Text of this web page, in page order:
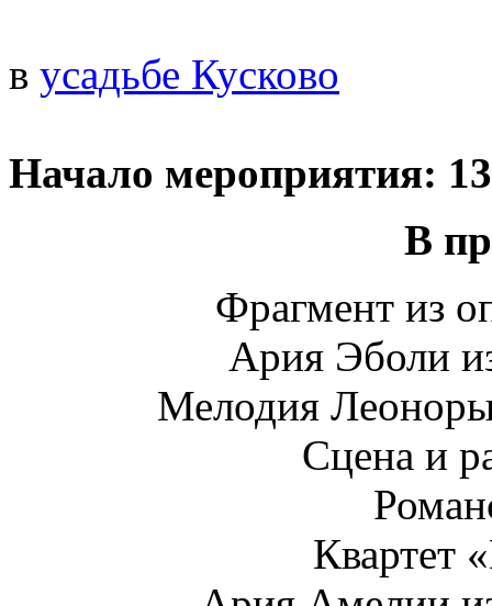
в усадьбе Кусково
Начало мероприятия:
В
Фрагмент из
Ария Эболи
Мелодия
Сцена и
Квартет